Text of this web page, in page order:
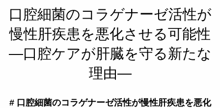
口腔細菌のコラゲナーゼ活性が
慢性肝疾患を悪化させる可能性
―口腔ケアが肝臓を守る新たな
理由―
# 口腔細菌のコラゲナーゼ活性が慢性肝疾患を悪化